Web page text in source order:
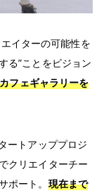
イターの可能性を
る”ことをビジョン
フェギャラリーを
ートアッププロジ
クリエイターチー
ポート。 現在まで